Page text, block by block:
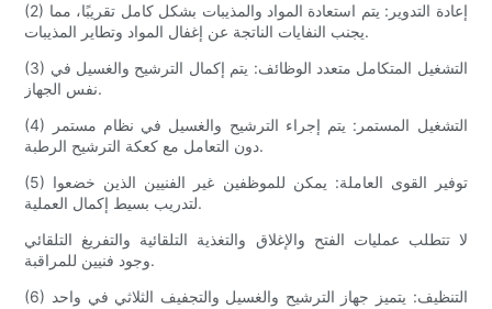
(2) إعادة التدوير: يتم استعادة المواد والمذيبات بشكل كامل تقريبًا، مما
يجنب النفايات الناتجة عن إغفال المواد وتطاير المذيبات.
(3) التشغيل المتكامل متعدد الوظائف: يتم إكمال الترشيح والغسيل في
نفس الجهاز.
(4) التشغيل المستمر: يتم إجراء الترشيح والغسيل في نظام مستمر
دون التعامل مع كعكة الترشيح الرطبة.
(5) توفير القوى العاملة: يمكن للموظفين غير الفنيين الذين خضعوا
لتدريب بسيط إكمال العملية.
لا تتطلب عمليات الفتح والإغلاق والتغذية التلقائية والتفريغ التلقائي
وجود فنيين للمراقبة.
(6) التنظيف: يتميز جهاز الترشيح والغسيل والتجفيف الثلاثي في ​​واحد